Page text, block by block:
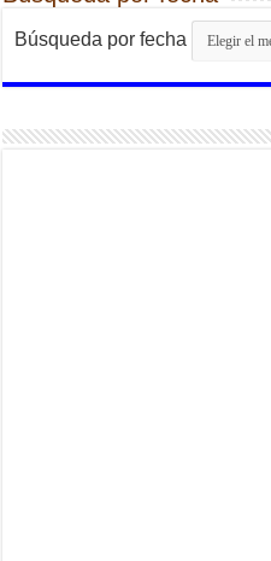
Búsqueda por fecha